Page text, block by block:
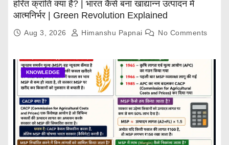
हरित क्रांति क्या है? | भारत कैसे बना खाद्यान्न उत्पादन में
आत्मनिर्भर | Green Revolution Explained
Aug 3, 2026 Himanshu Papnai No Comments
KNOWLEDGE